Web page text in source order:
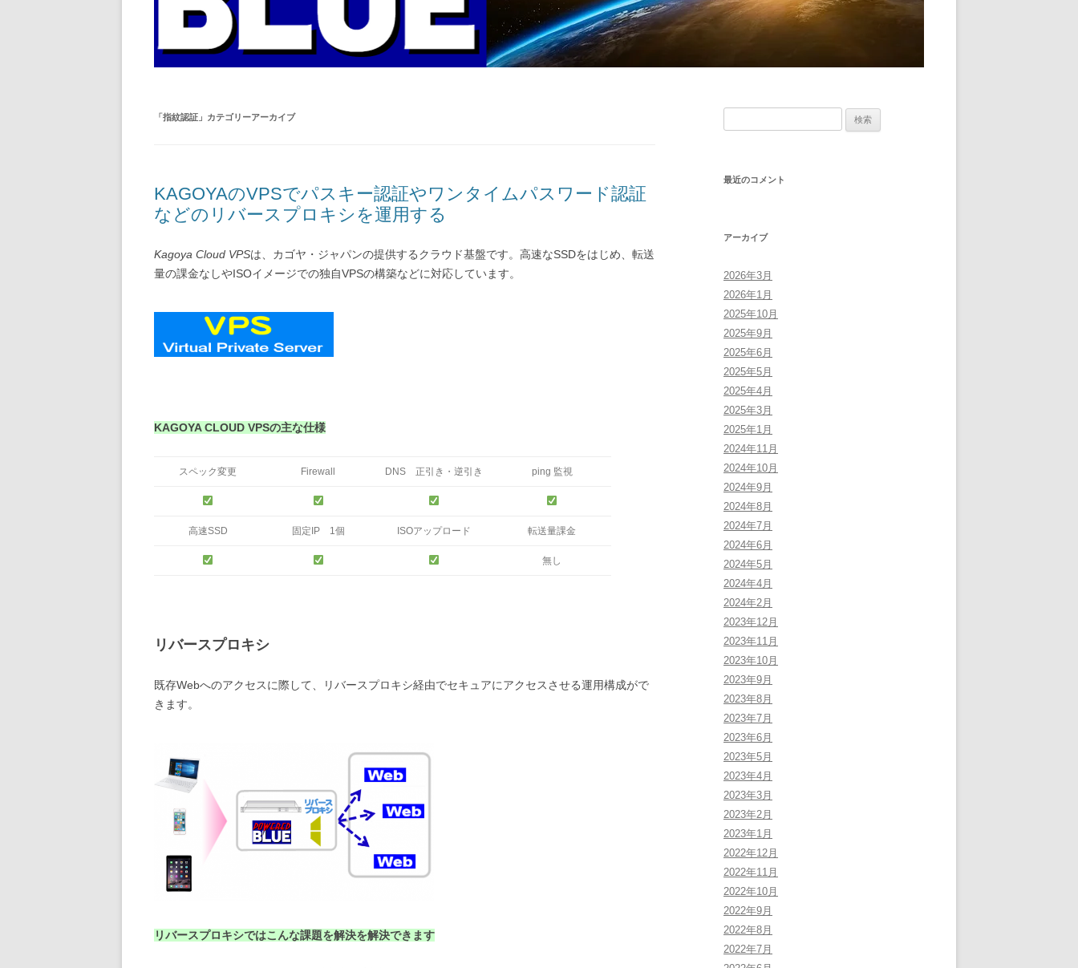
「指紋認証 」カテゴリーアーカイブ
KAGOYAのVPSでパスキー認証やワンタイムパスワード認証
などのリバースプロキシを運用する
Kagoya Cloud VPSは、カゴヤ・ジャパンの提供するクラウド基盤です。高速なSSDをはじめ、転送
量の課金なしやISOイメージでの独自VPSの構築などに対応しています。
KAGOYA CLOUD VPSの主な仕様
スペック変更 Firewall DNS 正引き・逆引き ping 監視
高速SSD 固定IP 1個 ISOアップロード 転送量課金
無し
リバースプロキシ
既存Webへのアクセスに際して、リバースプロキシ経由でセキュアにアクセスさせる運用構成がで
きます。
リバースプロキシではこんな課題を解決を解決できます
最近のコメント
アーカイブ
2026年3月
2026年1月
2025年10月
2025年9月
2025年6月
2025年5月
2025年4月
2025年3月
2025年1月
2024年11月
2024年10月
2024年9月
2024年8月
2024年7月
2024年6月
2024年5月
2024年4月
2024年2月
2023年12月
2023年11月
2023年10月
2023年9月
2023年8月
2023年7月
2023年6月
2023年5月
2023年4月
2023年3月
2023年2月
2023年1月
2022年12月
2022年11月
2022年10月
2022年9月
2022年8月
2022年7月